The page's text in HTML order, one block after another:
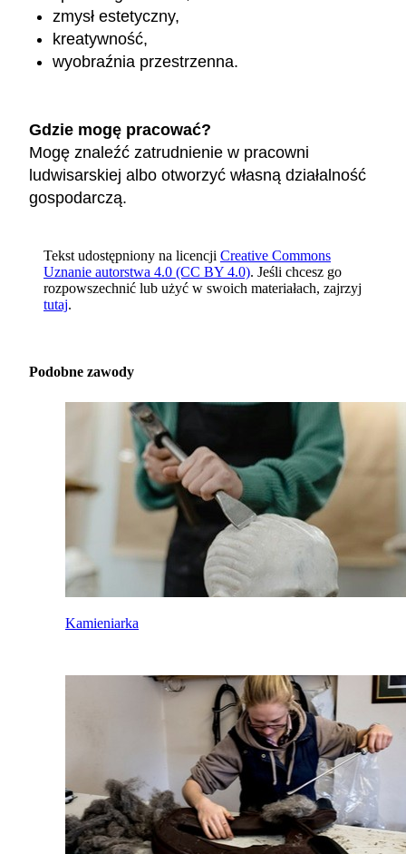
zmysł estetyczny,
kreatywność,
wyobraźnia przestrzenna.
Gdzie mogę pracować?
Mogę znaleźć zatrudnienie w pracowni
ludwisarskiej albo otworzyć własną działalność
gospodarczą.
Tekst udostępniony na licencji Creative Commons
Uznanie autorstwa 4.0 (CC BY 4.0). Jeśli chcesz go
rozpowszechnić lub użyć w swoich materiałach, zajrzyj
tutaj.
Podobne zawody
Kamieniarka